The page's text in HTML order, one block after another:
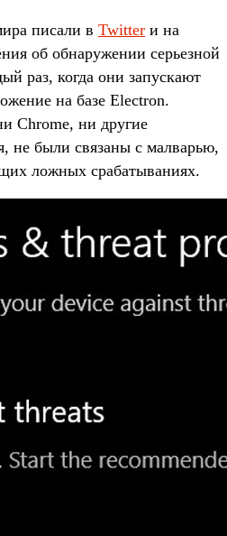
писали в Twitter и на
об обнаружении серьезной
раз, когда они запускают
на базе Electron.
Chrome, ни другие
не были связаны с малварью,
ложных срабатываниях.